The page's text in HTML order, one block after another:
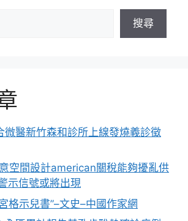
搜尋
微醫新竹森和診所上線發燒義診徵
空間設計american關稅能夠擾亂供
示信號或將出現
格示兒書”–文史–中國作家網